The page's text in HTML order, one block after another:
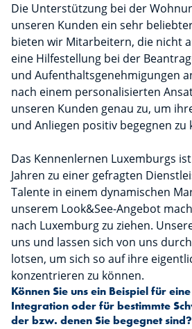
Die Unterstützung bei der
unseren Kunden ein sehr
bieten wir Mitarbeitern, die nicht
eine Hilfestellung bei der
und Aufenthaltsgenehmigungen
nach einem personalisierten
unseren Kunden genau zu, um
und Anliegen positiv begegnen zu
Das Kennenlernen Luxemburgs
Jahren zu einer gefragten
Talente in einem dynamischen
unserem Look&See-Angebot
nach Luxemburg zu ziehen.
uns und lassen sich von uns
lotsen, um sich so auf ihre
konzentrieren zu können.
Können Sie uns ein Beispiel für
Integration oder für bestimmte
der bzw. denen Sie begegnet sind?